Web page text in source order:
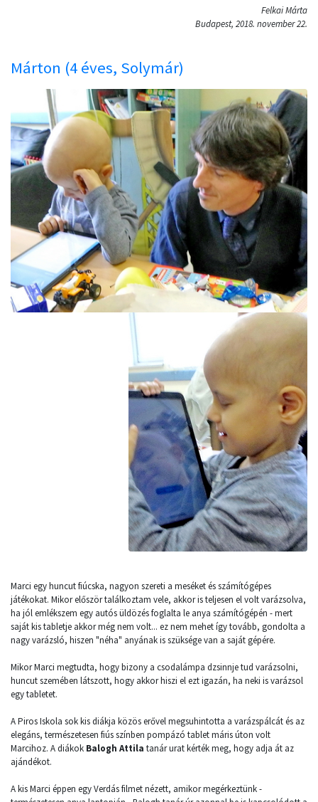
Felkai Márta
Budapest, 2018. november 22.
Márton (4 éves, Solymár)
Marci egy huncut fiúcska, nagyon szereti a meséket és számítógépes
játékokat. Mikor először találkoztam vele, akkor is teljesen el volt varázsolva,
ha jól emlékszem egy autós üldözés foglalta le anya számítógépén - mert
saját kis tabletje akkor még nem volt... ez nem mehet így tovább, gondolta a
nagy varázsló, hiszen "néha" anyának is szüksége van a saját gépére.
Mikor Marci megtudta, hogy bizony a csodalámpa dzsinnje tud varázsolni,
huncut szemében látszott, hogy akkor hiszi el ezt igazán, ha neki is varázsol
egy tabletet.
A Piros Iskola sok kis diákja közös erővel megsuhintotta a varázspálcát és az
elegáns, természetesen fiús színben pompázó tablet máris úton volt
Marcihoz. A diákok Balogh Attila tanár urat kérték meg, hogy adja át az
ajándékot.
A kis Marci éppen egy Verdás filmet nézett, amikor megérkeztünk -